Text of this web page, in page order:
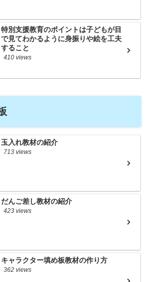
特別支援教育のポイントは子どもが目
で見てわかるように身振りや絵を工夫
すること
410 views
玉入れ教材の紹介
713 views
だんご差し教材の紹介
423 views
キャラクター填め板教材の作り方
362 views